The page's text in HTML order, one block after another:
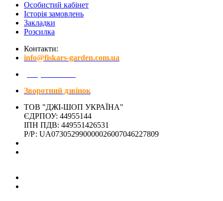
Особистий кабінет
Історія замовлень
Закладки
Розсилка
Контакти:
info@fiskars-garden.com.ua
Зворотний дзвінок
ТОВ "ДЖІ-ШОП УКРАЇНА"
ЄДРПОУ: 44955144
ІПН ПДВ: 449551426531
Р/Р: UA073052990000026007046227809